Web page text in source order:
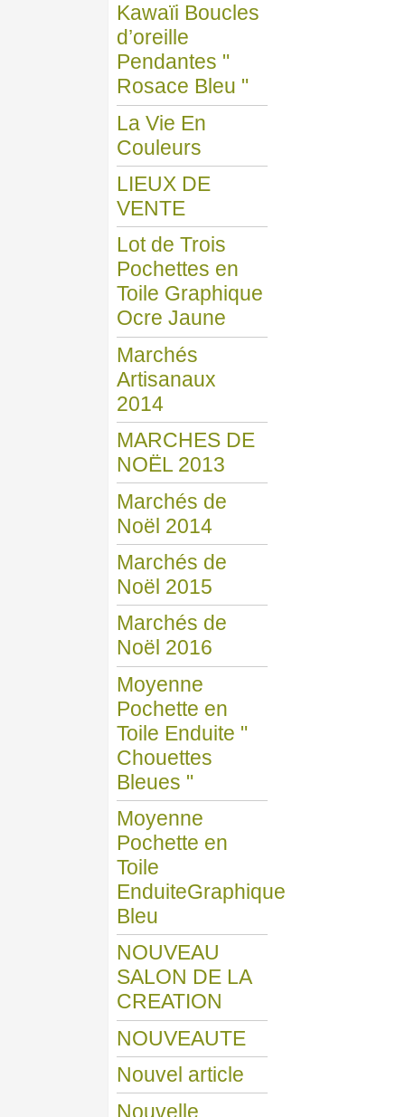
Kawaïi Boucles
d’oreille
Pendantes "
Rosace Bleu "
La Vie En
Couleurs
LIEUX DE
VENTE
Lot de Trois
Pochettes en
Toile Graphique
Ocre Jaune
Marchés
Artisanaux
2014
MARCHES DE
NOËL 2013
Marchés de
Noël 2014
Marchés de
Noël 2015
Marchés de
Noël 2016
Moyenne
Pochette en
Toile Enduite "
Chouettes
Bleues "
Moyenne
Pochette en
Toile
EnduiteGraphique
Bleu
NOUVEAU
SALON DE LA
CREATION
NOUVEAUTE
Nouvel article
Nouvelle